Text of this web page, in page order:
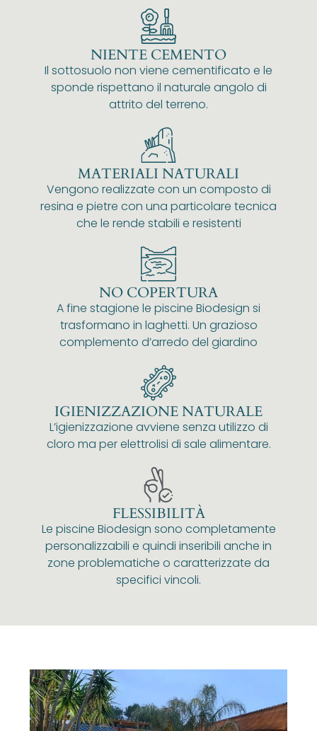
NIENTE CEMENTO
Il sottosuolo non viene cementificato e le
sponde rispettano il naturale angolo di
attrito del terreno.
MATERIALI NATURALI
Vengono realizzate con un composto di
resina e pietre con una particolare tecnica
che le rende stabili e resistenti
NO COPERTURA
A fine stagione le piscine Biodesign si
trasformano in laghetti. Un grazioso
complemento d’arredo del giardino
IGIENIZZAZIONE NATURALE
L’igienizzazione avviene senza utilizzo di
cloro ma per elettrolisi di sale alimentare.
FLESSIBILITÀ
Le piscine Biodesign sono completamente
personalizzabili e quindi inseribili anche in
zone problematiche o caratterizzate da
specifici vincoli.